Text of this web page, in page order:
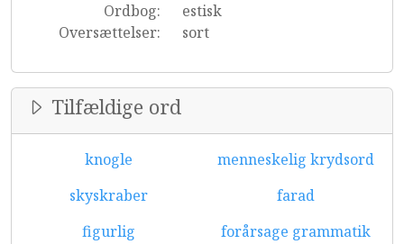
Ordbog:
estisk
Oversættelser:
sort
Tilfældige ord
knogle
menneskelig krydsord
skyskraber
farad
figurlig
forårsage grammatik